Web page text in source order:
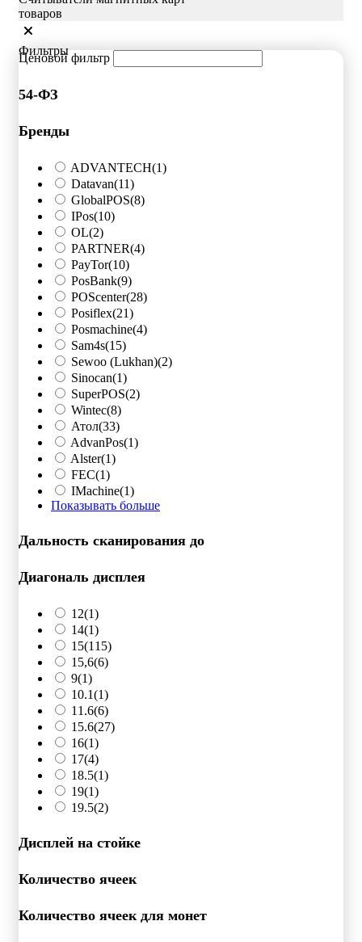
товаров
Фильтры
Ценовой фильтр
54-ФЗ
Бренды
ADVANTECH(1)
Datavan(11)
GlobalPOS(8)
IPos(10)
OL(2)
PARTNER(4)
PayTor(10)
PosBank(9)
POScenter(28)
Posiflex(21)
Posmachine(4)
Sam4s(15)
Sewoo (Lukhan)(2)
Sinocan(1)
SuperPOS(2)
Wintec(8)
Атол(33)
AdvanPos(1)
Alster(1)
FEC(1)
IMachine(1)
Показывать больше
Дальность сканирования до
Диагональ дисплея
12(1)
14(1)
15(115)
15,6(6)
9(1)
10.1(1)
11.6(6)
15.6(27)
16(1)
17(4)
18.5(1)
19(1)
19.5(2)
Дисплей на стойке
Количество ячеек
Количество ячеек для монет